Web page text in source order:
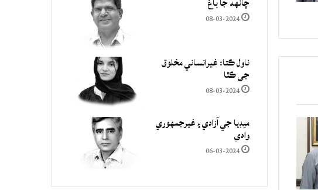
08-03-2024
ناول ڪتا: غيرانساني مخلوق
جي ڪٿا
08-03-2024
ميڊيا جي آزادي ۽ غيرجمھوري
وادي
06-03-2024